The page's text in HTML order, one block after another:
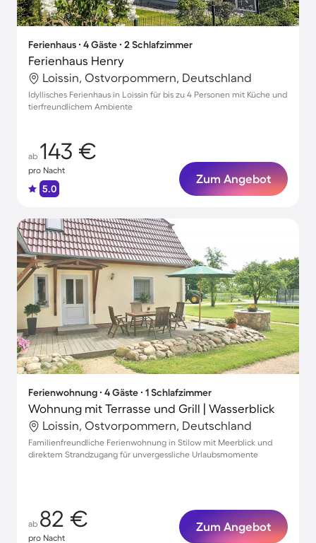
Ferienhaus ∙ 4 Gäste ∙ 2 Schlafzimmer
Ferienhaus Henry
Loissin, Ostvorpommern, Deutschland
Idyllisches Ferienhaus in Loissin für bis zu 4 Personen mit Küche und
tierfreundlichem Ambiente
ab 143 €
pro Nacht
5.0
Zum Angebot
Ferienwohnung ∙ 4 Gäste ∙ 1 Schlafzimmer
Wohnung mit Terrasse und Grill | Wasserblick
Loissin, Ostvorpommern, Deutschland
Familienfreundliche Ferienwohnung in Stilow mit Meerblick und
direktem Strandzugang für unvergessliche Urlaubsmomente
ab 82 €
pro Nacht
Zum Angebot